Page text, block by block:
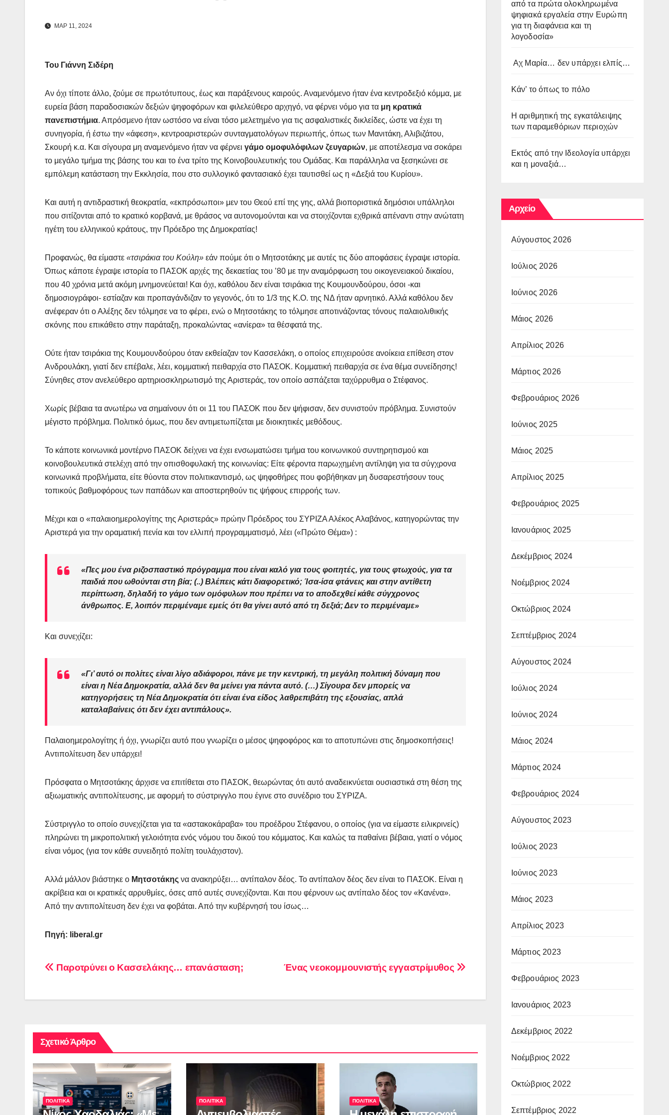
ΜΑΡ 11, 2024
Του Γιάννη Σιδέρη
Αν όχι τίποτε άλλο, ζούμε σε πρωτότυπους, έως και παράξενους καιρούς. Αναμενόμενο ήταν ένα κεντροδεξιό κόμμα, με
ευρεία βάση παραδοσιακών δεξιών ψηφοφόρων και φιλελεύθερο αρχηγό, να φέρνει νόμο για τα μη κρατικά
πανεπιστήμια. Απρόσμενο ήταν ωστόσο να είναι τόσο μελετημένο για τις ασφαλιστικές δικλείδες, ώστε να έχει τη
συνηγορία, ή έστω την «άφεση», κεντροαριστερών συνταγματολόγων περιωπής, όπως των Μανιτάκη, Αλιβιζάτου,
Σκουρή κ.α. Και σίγουρα μη αναμενόμενο ήταν να φέρνει γάμο ομοφυλόφιλων ζευγαριών, με αποτέλεσμα να σοκάρει
το μεγάλο τμήμα της βάσης του και το ένα τρίτο της Κοινοβουλευτικής του Ομάδας. Και παράλληλα να ξεσηκώνει σε
εμπόλεμη κατάσταση την Εκκλησία, που στο συλλογικό φαντασιακό έχει ταυτισθεί ως η «Δεξιά του Κυρίου».
Και αυτή η αντιδραστική θεοκρατία, «εκπρόσωποι» μεν του Θεού επί της γης, αλλά βιοποριστικά δημόσιοι υπάλληλοι
που σιτίζονται από το κρατικό κορβανά, με θράσος να αυτονομούνται και να στοιχίζονται εχθρικά απέναντι στην ανώτατη
ηγέτη του ελληνικού κράτους, την Πρόεδρο της Δημοκρατίας!
Προφανώς, θα είμαστε «τσιράκια του Κούλη» εάν πούμε ότι ο Μητσοτάκης με αυτές τις δύο αποφάσεις έγραψε ιστορία.
Όπως κάποτε έγραψε ιστορία το ΠΑΣΟΚ αρχές της δεκαετίας του ’80 με την αναμόρφωση του οικογενειακού δικαίου,
που 40 χρόνια μετά ακόμη μνημονεύεται! Και όχι, καθόλου δεν είναι τσιράκια της Κουμουνδούρου, όσοι -και
δημοσιογράφοι- εστίαζαν και προπαγάνδιζαν το γεγονός, ότι το 1/3 της Κ.Ο. της ΝΔ ήταν αρνητικό. Αλλά καθόλου δεν
ανέφεραν ότι ο Αλέξης δεν τόλμησε να το φέρει, ενώ ο Μητσοτάκης το τόλμησε αποτινάζοντας τόνους παλαιολιθικής
σκόνης που επικάθετο στην παράταξη, προκαλώντας «ανίερα» τα θέσφατά της.
Ούτε ήταν τσιράκια της Κουμουνδούρου όταν εκθείαζαν τον Κασσελάκη, ο οποίος επιχειρούσε ανοίκεια επίθεση στον
Ανδρουλάκη, γιατί δεν επέβαλε, λέει, κομματική πειθαρχία στο ΠΑΣΟΚ. Κομματική πειθαρχία σε ένα θέμα συνείδησης!
Σύνηθες στον ανελεύθερο αρτηριοσκληρωτισμό της Αριστεράς, τον οποίο ασπάζεται ταχύρρυθμα ο Στέφανος.
Χωρίς βέβαια τα ανωτέρω να σημαίνουν ότι οι 11 του ΠΑΣΟΚ που δεν ψήφισαν, δεν συνιστούν πρόβλημα. Συνιστούν
μέγιστο πρόβλημα. Πολιτικό όμως, που δεν αντιμετωπίζεται με διοικητικές μεθόδους.
Το κάποτε κοινωνικά μοντέρνο ΠΑΣΟΚ δείχνει να έχει ενσωματώσει τμήμα του κοινωνικού συντηρητισμού και
κοινοβουλευτικά στελέχη από την οπισθοφυλακή της κοινωνίας: Είτε φέροντα παρωχημένη αντίληψη για τα σύγχρονα
κοινωνικά προβλήματα, είτε θύοντα στον πολιτικαντισμό, ως ψηφοθήρες που φοβήθηκαν μη δυσαρεστήσουν τους
τοπικούς βαθμοφόρους των παπάδων και αποστερηθούν τις ψήφους επιρροής των.
Μέχρι και ο «παλαιοημερολογίτης της Αριστεράς» πρώην Πρόεδρος του ΣΥΡΙΖΑ Αλέκος Αλαβάνος, κατηγορώντας την
Αριστερά για την οραματική πενία και τον ελλιπή προγραμματισμό, λέει («Πρώτο Θέμα») :
«Πες μου ένα ριζοσπαστικό πρόγραμμα που είναι καλό για τους φοιτητές, για τους φτωχούς, για τα
παιδιά που ωθούνται στη βία; (..) Βλέπεις κάτι διαφορετικό; Ίσα-ίσα φτάνεις και στην αντίθετη
περίπτωση, δηλαδή το γάμο των ομόφυλων που πρέπει να το αποδεχθεί κάθε σύγχρονος
άνθρωπος. Ε, λοιπόν περιμέναμε εμείς ότι θα γίνει αυτό από τη δεξιά; Δεν το περιμέναμε»
Και συνεχίζει:
«Γι’ αυτό οι πολίτες είναι λίγο αδιάφοροι, πάνε με την κεντρική, τη μεγάλη πολιτική δύναμη που
είναι η Νέα Δημοκρατία, αλλά δεν θα μείνει για πάντα αυτό. (…) Σίγουρα δεν μπορείς να
κατηγορήσεις τη Νέα Δημοκρατία ότι είναι ένα είδος λαθρεπιβάτη της εξουσίας, απλά
καταλαβαίνεις ότι δεν έχει αντιπάλους».
Παλαιοημερολογίτης ή όχι, γνωρίζει αυτό που γνωρίζει ο μέσος ψηφοφόρος και το αποτυπώνει στις δημοσκοπήσεις!
Αντιπολίτευση δεν υπάρχει!
Πρόσφατα ο Μητσοτάκης άρχισε να επιτίθεται στο ΠΑΣΟΚ, θεωρώντας ότι αυτό αναδεικνύεται ουσιαστικά στη θέση της
αξιωματικής αντιπολίτευσης, με αφορμή το σύστριγγλο που έγινε στο συνέδριο του ΣΥΡΙΖΑ.
Σύστριγγλο το οποίο συνεχίζεται για τα «αστακοκάραβα» του προέδρου Στέφανου, ο οποίος (για να είμαστε ειλικρινείς)
πληρώνει τη μικροπολιτική γελοιότητα ενός νόμου του δικού του κόμματος. Και καλώς τα παθαίνει βέβαια, γιατί ο νόμος
είναι νόμος (για τον κάθε συνειδητό πολίτη τουλάχιστον).
Αλλά μάλλον βιάστηκε ο Μητσοτάκης να ανακηρύξει… αντίπαλον δέος. Το αντίπαλον δέος δεν είναι το ΠΑΣΟΚ. Είναι η
ακρίβεια και οι κρατικές αρρυθμίες, όσες από αυτές συνεχίζονται. Και που φέρνουν ως αντίπαλο δέος τον «Κανένα».
Από την αντιπολίτευση δεν έχει να φοβάται. Από την κυβέρνησή του ίσως…
Πηγή: liberal.gr
Πλοήγηση
Ένας νεοκομμουνιστής εγγαστρίμυθος
Παροτρύνει ο Κασσελάκης… επανάσταση;
Σχετικό Άρθρο
ΠΟΛΙΤΙΚΑ ΠΟΛΙΤΙΚΑ ΠΟΛΙΤΙΚΑ
από τα πρώτα ολοκληρωμένα
ψηφιακά εργαλεία στην Ευρώπη
για τη διαφάνεια και τη
λογοδοσία»
Αχ Μαρία… δεν υπάρχει ελπίς…
Κάν’ το όπως το πόλο
Η αριθμητική της εγκατάλειψης
των παραμεθόριων περιοχών
Εκτός από την Ιδεολογία υπάρχει
και η μοναξιά…
Αρχείο
Αύγουστος 2026
Ιούλιος 2026
Ιούνιος 2026
Μάιος 2026
Απρίλιος 2026
Μάρτιος 2026
Φεβρουάριος 2026
Ιούνιος 2025
Μάιος 2025
Απρίλιος 2025
Φεβρουάριος 2025
Ιανουάριος 2025
Δεκέμβριος 2024
Νοέμβριος 2024
Οκτώβριος 2024
Σεπτέμβριος 2024
Αύγουστος 2024
Ιούλιος 2024
Ιούνιος 2024
Μάιος 2024
Μάρτιος 2024
Φεβρουάριος 2024
Αύγουστος 2023
Ιούλιος 2023
Ιούνιος 2023
Μάιος 2023
Απρίλιος 2023
Μάρτιος 2023
Φεβρουάριος 2023
Ιανουάριος 2023
Δεκέμβριος 2022
Νοέμβριος 2022
Οκτώβριος 2022
Σεπτέμβριος 2022